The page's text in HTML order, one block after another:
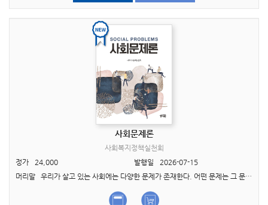
사회문제론
사회복지정책실천회
정가
24,000 발행일
2026-07-15
머리말 우리가 살고 있는 사회에는 다양한 문제가 존재한다. 어떤 문제는 그 문제를 경험하고 있는 개인에게만 해당하는 ‘개인적 곤란(private troubles)’으로 간주되기도 하고, 어..